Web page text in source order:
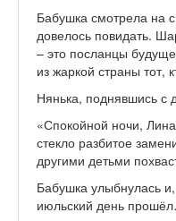
Бабушка смотрела на
довелось повидать.
– это посланцы
из жаркой страны
Нянька, поднявшись с
«Спокойной ночи,
стекло разбитое
другими детьми
Бабушка улыбнулась
июльский день